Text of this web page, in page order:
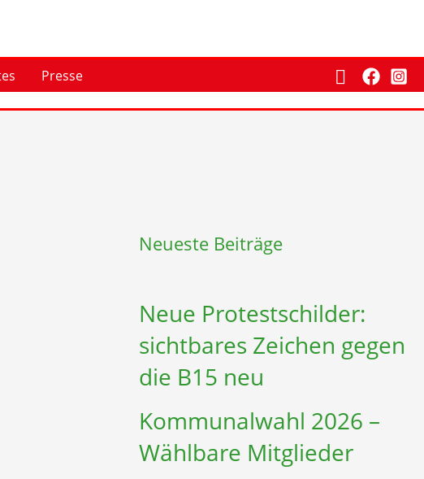
Presse Suchen
Neueste Beiträge
Neue Protestschilder:
sichtbares Zeichen gegen
die B15 neu
Kommunalwahl 2026 –
Wählbare Mitglieder